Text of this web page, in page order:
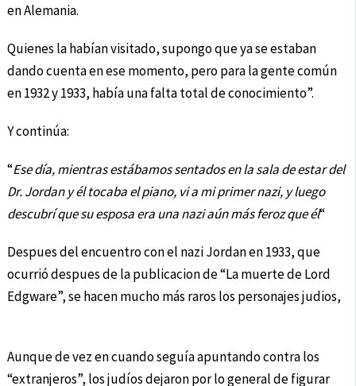
en Alemania.
Quienes la habían visitado, supongo que ya se estaban
dando cuenta en ese momento, pero para la gente común
en 1932 y 1933, había una falta total de conocimiento”.
Y continúa:
“Ese día, mientras estábamos sentados en la sala de estar del
Dr. Jordan y él tocaba el piano, vi a mi primer nazi, y luego
descubrí que su esposa era una nazi aún más feroz que él“
Despues del encuentro con el nazi Jordan en 1933, que
ocurrió despues de la publicacion de “La muerte de Lord
Edgware”, se hacen mucho más raros los personajes judios,
Aunque de vez en cuando seguía apuntando contra los
“extranjeros”, los judíos dejaron por lo general de figurar